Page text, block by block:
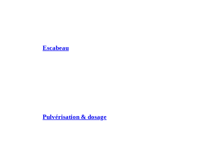
Escabeau
Pulvérisation & dosage